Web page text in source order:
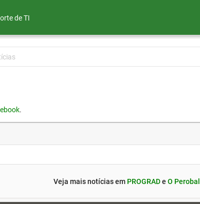
de TI
.
Veja mais notícias em PROGRADe O Perobal